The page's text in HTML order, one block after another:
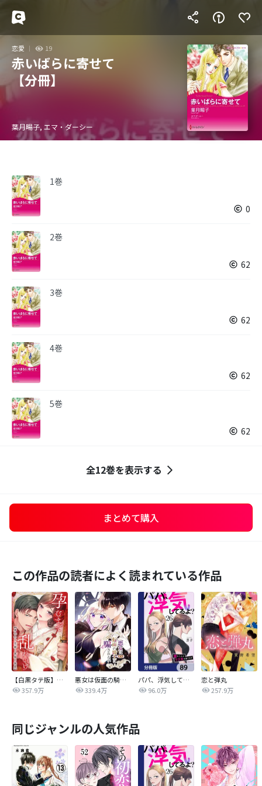
恋愛 19
赤いばらに寄せて
【分冊】
葉月暘子, エマ・ダーシー
1巻
0
2巻
62
3巻
62
4巻
62
5巻
62
全12巻を表示する
まとめて購入
この作品の読者によく読まれている作品
【白黒タテ版】孕むまで乱れいけ～身代わり花嫁と軍服の猛愛
357.9万
悪女は仮面の騎士に騙されない
339.4万
パパ、浮気してるよ？娘と二人でクズ夫を捨てます【分冊版】
96.0万
恋と弾丸
257.9万
同じジャンルの人気作品